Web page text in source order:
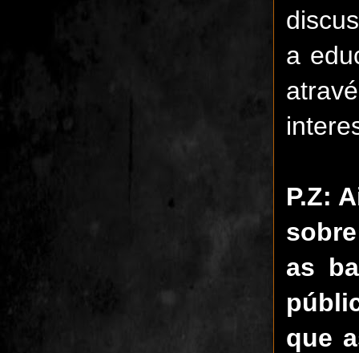
a
P.Z:
as
que